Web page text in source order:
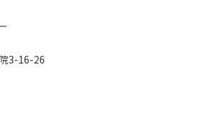
3-16-26